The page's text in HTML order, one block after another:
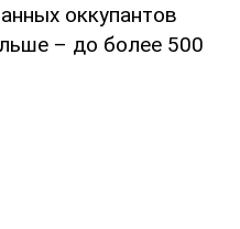
оккупантов
– до более 500